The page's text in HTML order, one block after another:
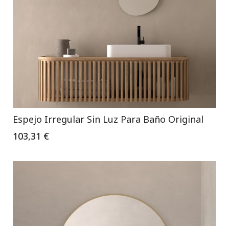
Espejo Irregular Sin Luz Para Baño Original
103,31 €